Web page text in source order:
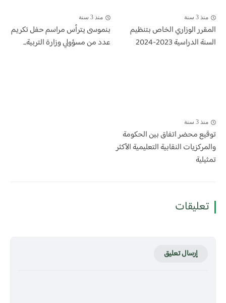
منذ 3 سنة
المقرر الوزاري الخاص بتنظيم
السنة الدراسية 2023-2024
منذ 3 سنة
بنموسى يترأس مراسم حفل تكريم
عدد من مسؤولي وزارة التربية...
منذ 3 سنة
توقيع محضر اتفاق بين الحكومة
والمركزيات النقابية التعليمية الأكثر
تمثيلية
تعليقات
إرسال تعليق